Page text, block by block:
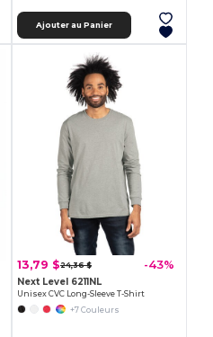
Ajouter au Panier
13,79 $24,36 $ -43%
Next Level 6211NL
Unisex CVC Long-Sleeve T-Shirt
+7 Couleurs